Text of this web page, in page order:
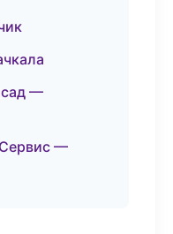
—
—